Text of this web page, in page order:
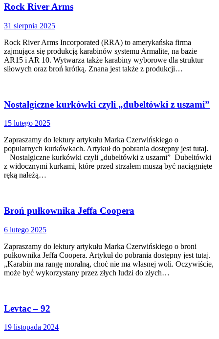
Rock River Arms
31 sierpnia 2025
Rock River Arms Incorporated (RRA) to amerykańska firma
zajmująca się produkcją karabinów systemu Armalite, na bazie
AR15 i AR 10. Wytwarza także karabiny wyborowe dla struktur
siłowych oraz broń krótką. Znana jest także z produkcji…
Nostalgiczne kurkówki czyli „dubeltówki z uszami”
15 lutego 2025
Zapraszamy do lektury artykułu Marka Czerwińskiego o
popularnych kurkówkach. Artykuł do pobrania dostępny jest tutaj.
Nostalgiczne kurkówki czyli „dubeltówki z uszami” Dubeltówki
z widocznymi kurkami, które przed strzałem muszą być naciągnięte
ręką należą…
Broń pułkownika Jeffa Coopera
6 lutego 2025
Zapraszamy do lektury artykułu Marka Czerwińskiego o broni
pułkownika Jeffa Coopera. Artykuł do pobrania dostępny jest tutaj.
„Karabin ma rangę moralną, choć nie ma własnej woli. Oczywiście,
może być wykorzystany przez złych ludzi do złych…
Levtac – 92
19 listopada 2024